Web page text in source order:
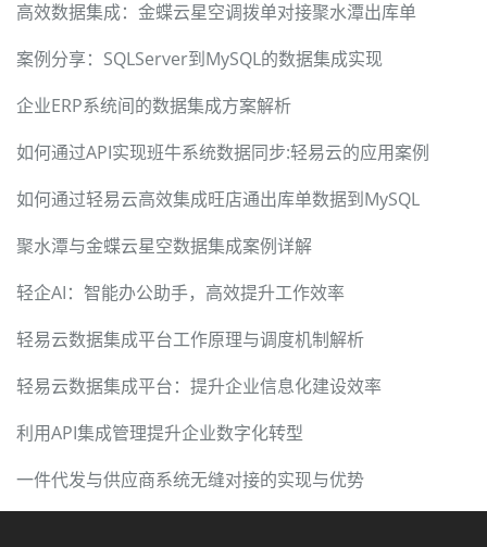
高效数据集成：金蝶云星空调拨单对接聚水潭出库单
案例分享：SQLServer到MySQL的数据集成实现
企业ERP系统间的数据集成方案解析
如何通过API实现班牛系统数据同步:轻易云的应用案例
如何通过轻易云高效集成旺店通出库单数据到MySQL
聚水潭与金蝶云星空数据集成案例详解
轻企AI：智能办公助手，高效提升工作效率
轻易云数据集成平台工作原理与调度机制解析
轻易云数据集成平台：提升企业信息化建设效率
利用API集成管理提升企业数字化转型
一件代发与供应商系统无缝对接的实现与优势